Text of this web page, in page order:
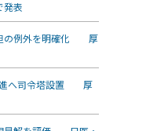
表
の例外を明確化 厚
進へ司令塔設置 厚